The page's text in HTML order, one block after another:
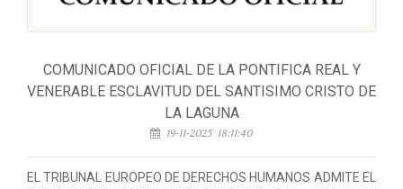
COMUNICADO OFICIAL DE LA PONTIFICA REAL Y
VENERABLE ESCLAVITUD DEL SANTISIMO CRISTO DE
LA LAGUNA
19-11-2025 18:11:40
EL TRIBUNAL EUROPEO DE DERECHOS HUMANOS ADMITE EL